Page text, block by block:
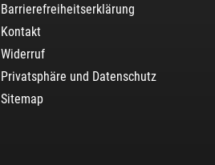
Barrierefreiheitserklärung
Kontakt
Widerruf
Privatsphäre und Datenschutz
Sitemap